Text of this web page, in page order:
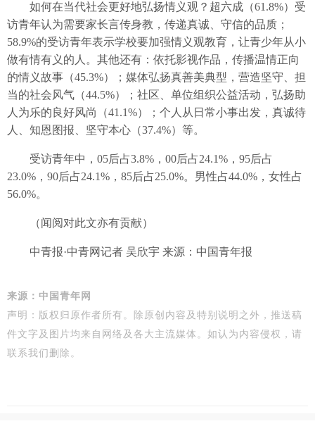
如何在当代社会更好地弘扬情义观？超六成（61.8%）受
访青年认为需要家长言传身教，传递真诚、守信的品质；
58.9%的受访青年表示学校要加强情义观教育，让青少年从小
做有情有义的人。其他还有：依托影视作品，传播温情正向
的情义故事（45.3%）；媒体弘扬真善美典型，营造坚守、担
当的社会风气（44.5%）；社区、单位组织公益活动，弘扬助
人为乐的良好风尚（41.1%）；个人从日常小事出发，真诚待
人、知恩图报、坚守本心（37.4%）等。
受访青年中，05后占3.8%，00后占24.1%，95后占
23.0%，90后占24.1%，85后占25.0%。男性占44.0%，女性占
56.0%。
（闻阅对此文亦有贡献）
中青报·中青网记者 吴欣宇 来源：中国青年报
来源：中国青年网
声明： 版权归原作者所有。除原创内容及特别说明之外，推送稿
件文字及图片均来自网络及 各大主流媒体 。 如认为 内容侵权，请
联系我们删除。